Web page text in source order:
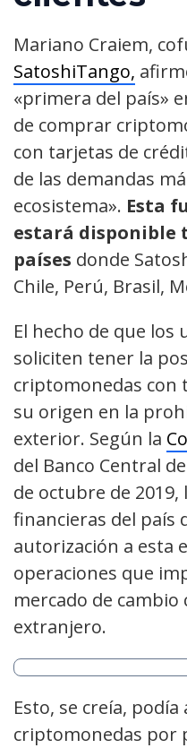
Mariano Craiem,
SatoshiTango,
«primera del país»
de comprar
con tarjetas de
de las demandas
ecosistema». Esta
estará disponible
países donde
Chile, Perú, Brasil,
El hecho de que
soliciten tener la
criptomonedas con
su origen en la
exterior. Según la
del Banco Central
de octubre de 2019,
financieras del país
autorización a esta
operaciones que
mercado de cambio
extranjero.
Esto, se creía,
criptomonedas por